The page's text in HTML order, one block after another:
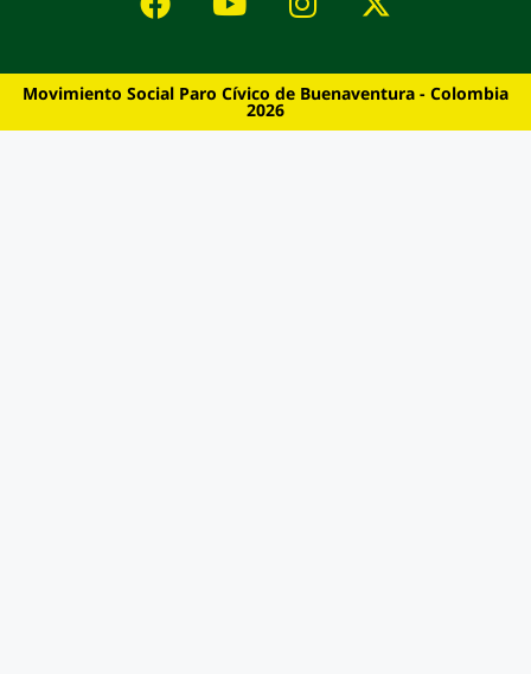
Movimiento Social Paro Cívico de Buenaventura - Colombia
2026